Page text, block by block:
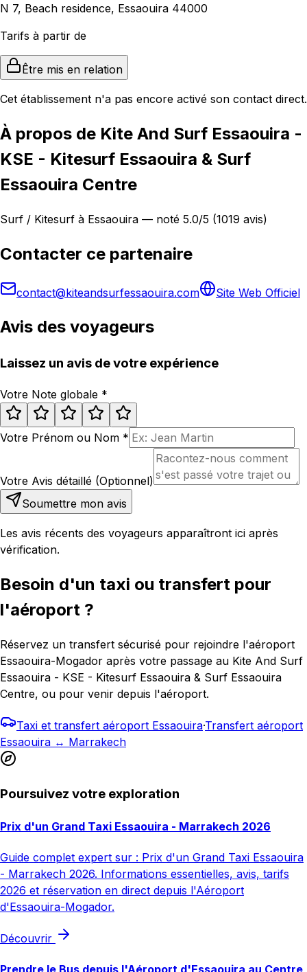
N 7, Beach residence, Essaouira 44000
Tarifs à partir de
Être mis en relation
Cet établissement n'a pas encore activé son contact direct.
À propos de Kite And Surf Essaouira -
KSE - Kitesurf Essaouira & Surf
Essaouira Centre
Surf / Kitesurf à Essaouira — noté 5.0/5 (1019 avis)
Contacter ce partenaire
contact@kiteandsurfessaouira.com Site Web Officiel
Avis des voyageurs
Laissez un avis de votre expérience
Votre Note globale *
Votre Prénom ou Nom *
Votre Avis détaillé (Optionnel)
Soumettre mon avis
Les avis récents des voyageurs apparaîtront ici après
vérification.
Besoin d'un taxi ou transfert pour
l'aéroport ?
Réservez un transfert sécurisé pour rejoindre l'aéroport
Essaouira-Mogador après votre passage au Kite And Surf
Essaouira - KSE - Kitesurf Essaouira & Surf Essaouira
Centre, ou pour venir depuis l'aéroport.
Taxi et transfert aéroport Essaouira·Transfert aéroport
Essaouira ↔ Marrakech
Poursuivez votre exploration
Prix d'un Grand Taxi Essaouira - Marrakech 2026
Guide complet expert sur : Prix d'un Grand Taxi Essaouira
- Marrakech 2026. Informations essentielles, avis, tarifs
2026 et réservation en direct depuis l'Aéroport
d'Essaouira-Mogador.
Découvrir